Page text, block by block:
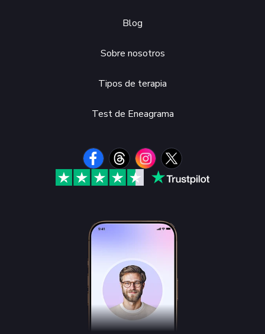
Blog
Sobre nosotros
Tipos de terapia
Test de Eneagrama